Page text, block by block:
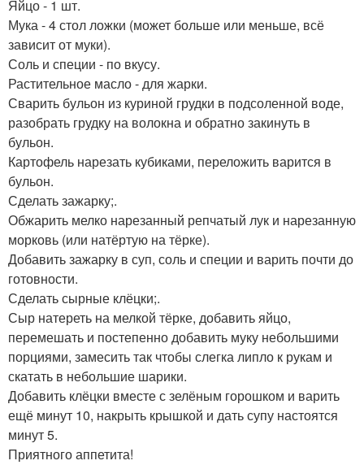
Яйцо - 1 шт.
Мука - 4 стол ложки (может больше или меньше, всё
зависит от муки).
Соль и специи - по вкусу.
Растительное масло - для жарки.
Сварить бульон из куриной грудки в подсоленной воде,
разобрать грудку на волокна и обратно закинуть в
бульон.
Картофель нарезать кубиками, переложить варится в
бульон.
Сделать зажарку;.
Обжарить мелко нарезанный репчатый лук и нарезанную
морковь (или натёртую на тёрке).
Добавить зажарку в суп, соль и специи и варить почти до
готовности.
Сделать сырные клёцки;.
Сыр натереть на мелкой тёрке, добавить яйцо,
перемешать и постепенно добавить муку небольшими
порциями, замесить так чтобы слегка липло к рукам и
скатать в небольшие шарики.
Добавить клёцки вместе с зелёным горошком и варить
ещё минут 10, накрыть крышкой и дать супу настоятся
минут 5.
Приятного аппетита!